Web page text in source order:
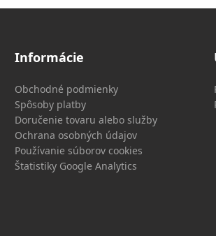
Informácie
Obchodné podmienky
Spôsoby platby
Doručenie tovaru alebo služby
Ochrana osobných údajov
Používanie súborov cookies
Štatistiky Google Analytics